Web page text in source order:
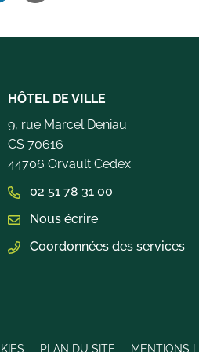
Instagram
Linkedin
la chaîne Youtube
HÔTEL DE VILLE
9, rue Marcel Deniau
CS 70616
44706 Orvault Cedex
02 51 78 31 00
Nous écrire
Coordonnées des services
PLAN DU SITE MENTIONS